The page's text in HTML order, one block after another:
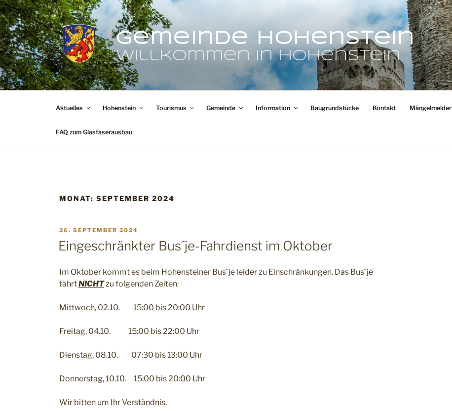
Zum
Inhalt
springen
Gemeinde Hohenstein
Willkommen in Hohenstein
Aktuelles Hohenstein Tourismus Gemeinde Information Baugrundstücke Kontakt Mängelmelder
FAQ zum Glasfaserausbau
MONAT: SEPTEMBER 2024
VERÖFFENTLICHT
AM
26. SEPTEMBER 2024
Eingeschränkter Bus´je-Fahrdienst im Oktober
Im Oktober kommt es beim Hohensteiner Bus´je leider zu Einschränkungen. Das Bus´je
fährtNICHTzu folgenden Zeiten:
Mittwoch, 02.10. 15:00 bis 20:00 Uhr
Freitag, 04.10. 15:00 bis 22:00 Uhr
Dienstag, 08.10. 07:30 bis 13:00 Uhr
Donnerstag, 10.10. 15:00 bis 20:00 Uhr
Wir bitten um Ihr Verständnis.